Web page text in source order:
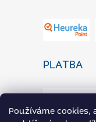
Používáme
PLATBA